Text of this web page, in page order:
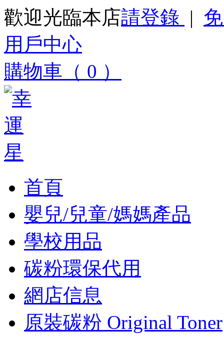
歡迎光臨本店請登錄 |
用戶中心
購物車（ 0 ）
首頁
嬰兒/兒童/媽媽產品
學校用品
碳粉環保代用
網店信息
原裝碳粉 Original Toner